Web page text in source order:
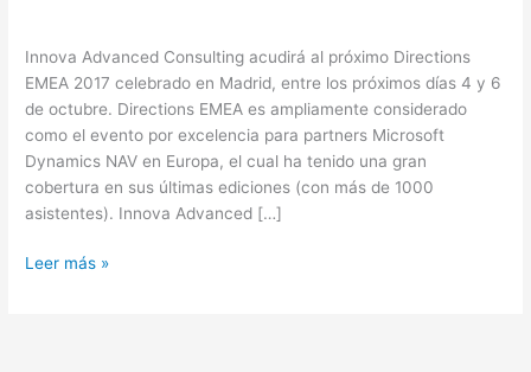
Innova Advanced Consulting acudirá al próximo Directions
EMEA 2017 celebrado en Madrid, entre los próximos días 4 y 6
de octubre. Directions EMEA es ampliamente considerado
como el evento por excelencia para partners Microsoft
Dynamics NAV en Europa, el cual ha tenido una gran
cobertura en sus últimas ediciones (con más de 1000
asistentes). Innova Advanced […]
Bronze
Sponsor
Leer más »